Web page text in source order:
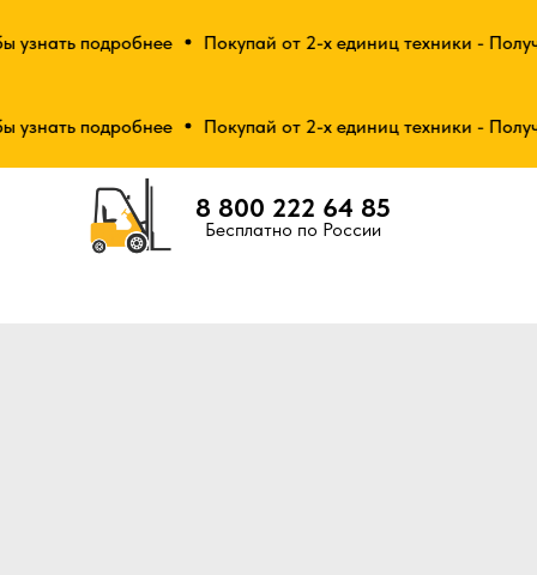
подробнее Покупай от 2-х единиц техники -
подробнее Покупай от 2-х единиц техники -
8 800 222 64 85
Бесплатно по России